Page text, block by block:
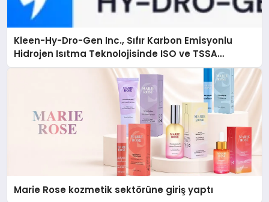
Kleen-Hy-Dro-Gen Inc., Sıfır Karbon Emisyonlu
Hidrojen Isıtma Teknolojisinde ISO ve TSSA
Düzenleyici Onaylarını Aldı
Marie Rose kozmetik sektörüne giriş yaptı